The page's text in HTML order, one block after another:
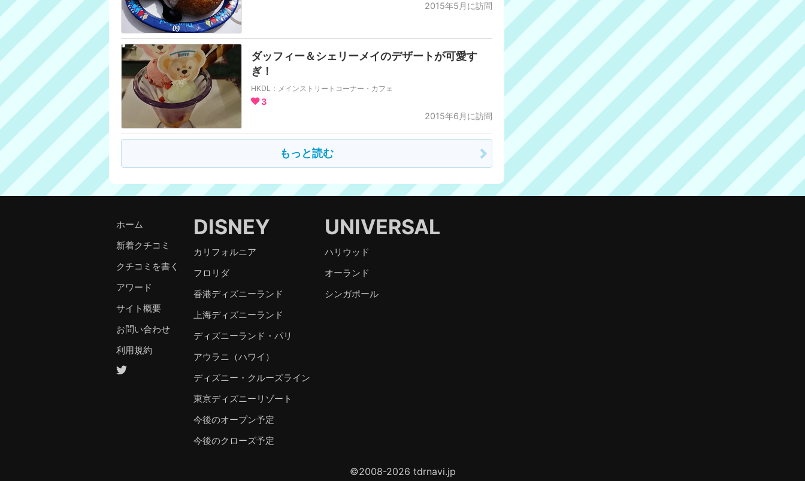
2015年5月に訪問
ダッフィー＆シェリーメイのデザートが可愛す
ぎ！
HKDL：メインストリートコーナー・カフェ
3
2015年6月に訪問
もっと読む
ホーム
新着クチコミ
クチコミを書く
アワード
サイト概要
お問い合わせ
利用規約
DISNEY
カリフォルニア
フロリダ
香港ディズニーランド
上海ディズニーランド
ディズニーランド・パリ
アウラニ（ハワイ）
ディズニー・クルーズライン
東京ディズニーリゾート
今後のオープン予定
今後のクローズ予定
UNIVERSAL
ハリウッド
オーランド
シンガポール
©2008-2026 tdrnavi.jp